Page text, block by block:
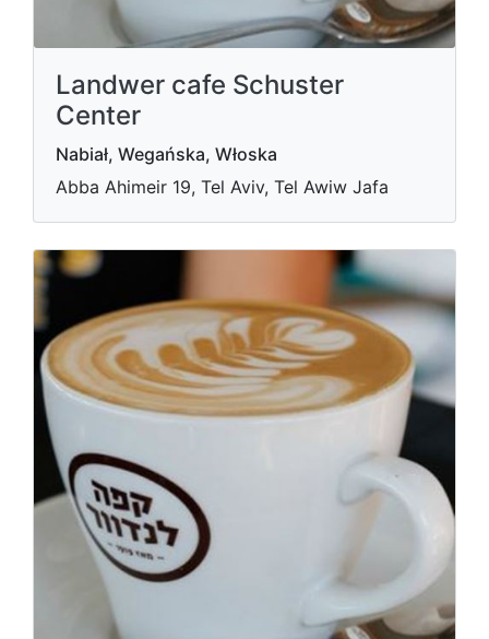
Landwer cafe Schuster
Center
Nabiał, Wegańska, Włoska
Abba Ahimeir 19, Tel Aviv, Tel Awiw Jafa